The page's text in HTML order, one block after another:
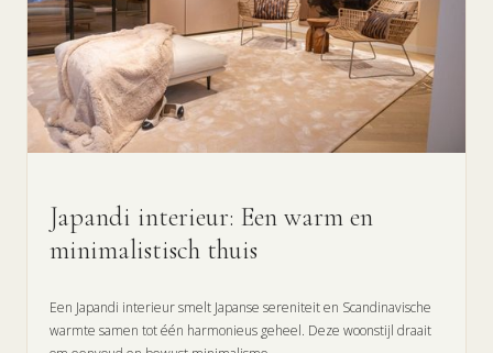
Japandi interieur: Een warm en
minimalistisch thuis
Een Japandi interieur smelt Japanse sereniteit en Scandinavische
warmte samen tot één harmonieus geheel. Deze woonstijl draait